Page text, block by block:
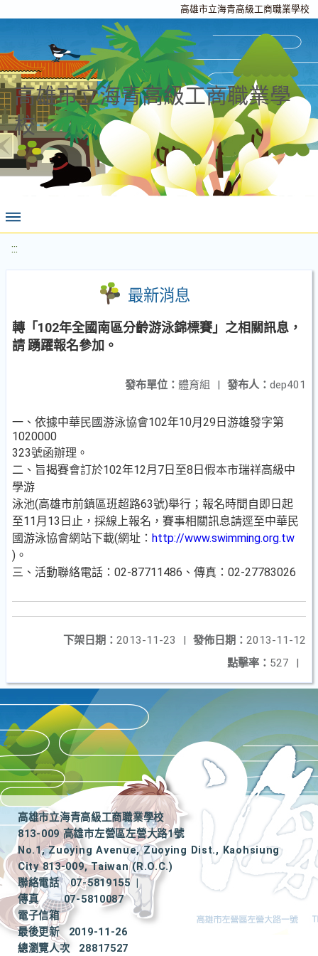
高雄市立海青高級工商職業學校
高雄市立海青高級工商職業學
校
:::
最新消息
轉「102年全國南區分齡游泳錦標賽」之相關訊息，
請 踴躍報名參加。
發布人： dep401
發布單位： 體育組 |
一、依據中華民國游泳協會102年10月29日游雄發字第
1020000
323號函辦理。
二、旨揭賽會訂於102年12月7日至8日假本市瑞祥高級中
學游
泳池(高雄市前鎮區班超路63號)舉行；報名時間自即日起
至11月13日止，採線上報名，賽事相關訊息請逕至中華民
國游泳協會網站下載(網址： http://www.swimming.org.tw
)。
三、活動聯絡電話：02-87711486、傳真：02-27783026
發佈日期： 2013-11-12
下架日期： 2013-11-23
|
點擊率： 527 |
高雄市立海青高級工商職業學校
813-009 高雄市左營區左營大路1號
No.1, Zuoying Avenue, Zuoying Dist., Kaohsiung
City 813-009, Taiwan (R.O.C.)
聯絡電話
07-5819155
|
傳真
07-5810087
電子信箱
最後更新
2019-11-26
總瀏覽人次
28817527